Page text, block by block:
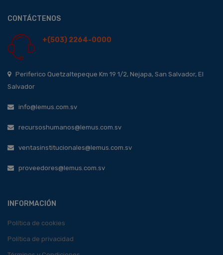
CONTÁCTENOS
+(503) 2264-0000
Periferico Quetzaltepeque Km 19 1/2, Nejapa, San Salvador, El
Salvador
info@lemus.com.sv
recursoshumanos@lemus.com.sv
ventasinstitucionales@lemus.com.sv
proveedores@lemus.com.sv
INFORMACIÓN
Política de cookies
Política de privacidad